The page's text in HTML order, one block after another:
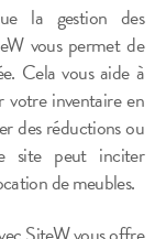
la gestion des
vous permet de
Cela vous aide à
votre inventaire en
des réductions ou
site peut inciter
de meubles.